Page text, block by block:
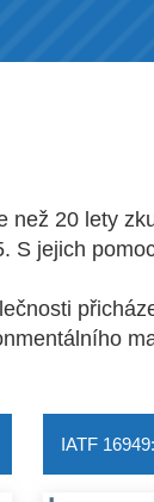
než 20 lety
S jejich
IATF